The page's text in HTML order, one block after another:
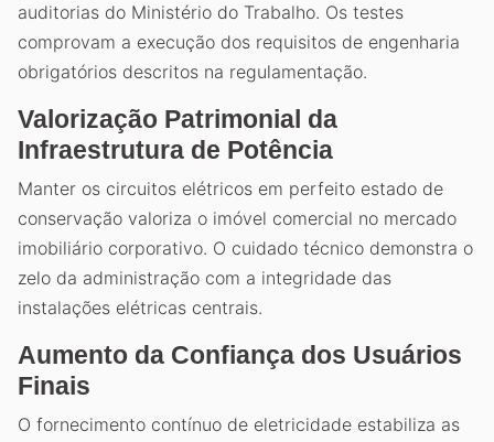
auditorias do Ministério do Trabalho. Os testes
comprovam a execução dos requisitos de engenharia
obrigatórios descritos na regulamentação.
Valorização Patrimonial da
Infraestrutura de Potência
Manter os circuitos elétricos em perfeito estado de
conservação valoriza o imóvel comercial no mercado
imobiliário corporativo. O cuidado técnico demonstra o
zelo da administração com a integridade das
instalações elétricas centrais.
Aumento da Confiança dos Usuários
Finais
O fornecimento contínuo de eletricidade estabiliza as